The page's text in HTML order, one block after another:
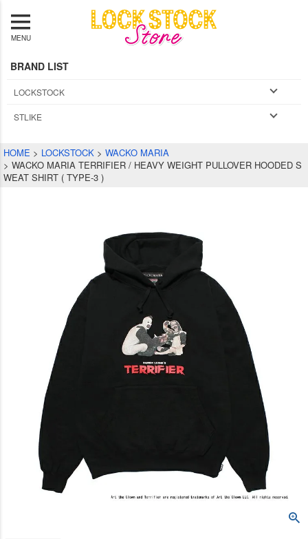
MENU
BRAND LIST
LOCKSTOCK
STLIKE
HOME LOCKSTOCK
WACKO MARIA
WACKO MARIA TERRIFIER / HEAVY WEIGHT PULLOVER HOODED S
WEAT SHIRT ( TYPE-3 )